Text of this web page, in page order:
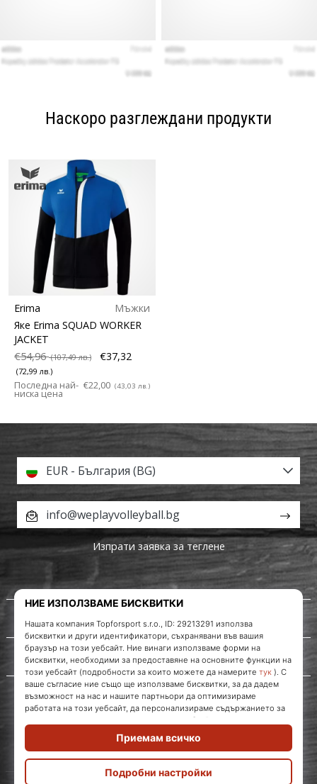
Наскоро разглеждани продукти
Erima
Мъжки
Яке Erima SQUAD WORKER
JACKET
€54,96(107,49 лв.) €37,32
(72,99 лв.)
Последна най-
ниска цена
€22,00 (43,03 лв.)
WePlayVolleyball.bg
За нас
Обслужване на клиенти
EUR - България (BG)
info@weplayvolleyball.bg
Изпрати заявка за теглене